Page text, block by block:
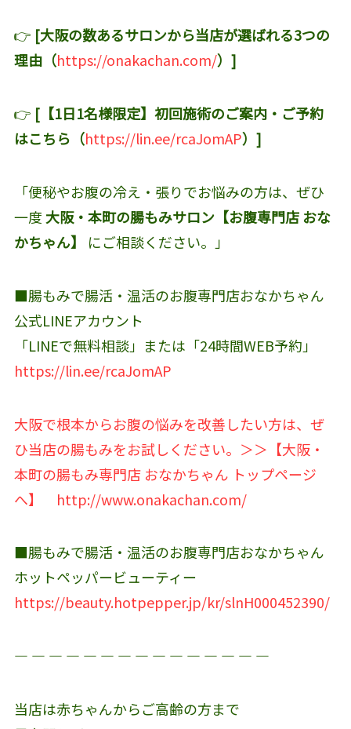
👉 [大阪の数あるサロンから当店が選ばれる3つの
理由（https://onakachan.com/）]
👉 [【1日1名様限定】初回施術のご案内・ご予約
はこちら（https://lin.ee/rcaJomAP）]
「便秘やお腹の冷え・張りでお悩みの方は、ぜひ
一度 大阪・本町の腸もみサロン【お腹専門店 おな
かちゃん】
にご相談ください。」
■腸もみで腸活・温活のお腹専門店おなかちゃん
公式LINEアカウント‬
「LINEで無料相談」または「24時間WEB予約」
https://lin.ee/rcaJomAP
大阪で根本からお腹の悩みを改善したい方は、ぜ
ひ当店の腸もみをお試しください。＞＞【大阪・
本町の腸もみ専門店 おなかちゃん トップページ
へ】
http://www.onakachan.com/
■腸もみで腸活・温活のお腹専門店おなかちゃん
ホットペッパービューティー
https://beauty.hotpepper.jp/kr/slnH000452390/
― ― ― ― ― ― ― ― ― ― ― ― ― ― ―
当店は赤ちゃんからご高齢の方まで